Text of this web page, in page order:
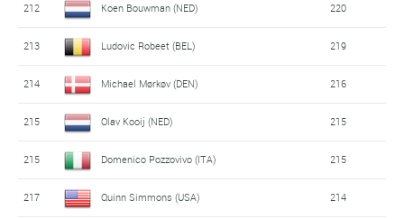
212 Koen Bouwman (NED) 220
213 Ludovic Robeet (BEL) 219
214 Michael Mørkøv (DEN) 216
215 Olav Kooij (NED) 215
215 Domenico Pozzovivo (ITA) 215
217 Quinn Simmons (USA) 214